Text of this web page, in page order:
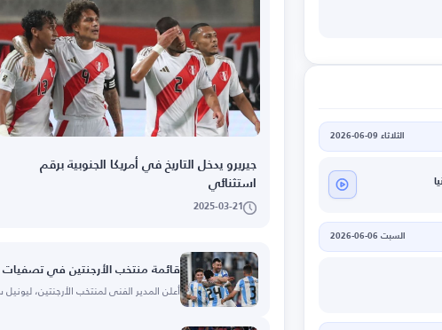
الثلاثاء 09-06-2026
السبت 06-06-2026
جيريرو يدخل التاريخ في أمريكا الجنوبية برقم
استثنائي
2025-03-21
قائمة منتخب الأرجنتين في تصفيات كأس
أعلن المدير الفني لمنتخب الأرجنتين،